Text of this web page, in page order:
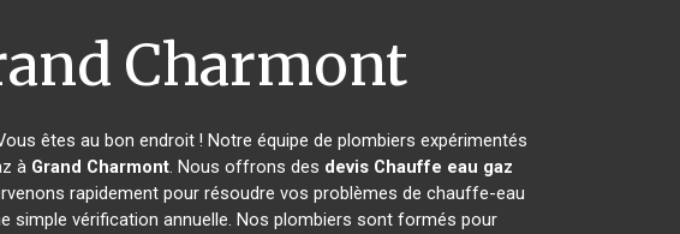
Charmont
êtes au bon endroit ! Notre équipe de plombiers expérimentés
à Grand Charmont. Nous offrons des devis Chauffe eau gaz
rapidement pour résoudre vos problèmes de chauffe-eau
simple vérification annuelle. Nos plombiers sont formés pour